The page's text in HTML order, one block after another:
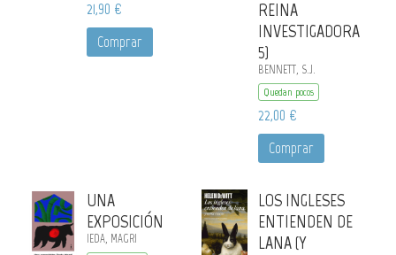
21,90 €
Comprar
REINA
INVESTIGADORA
5)
BENNETT, S.J.
Quedan pocos
22,00 €
Comprar
UNA
EXPOSICIÓN
IEDA, MAGRI
LOS INGLESES
ENTIENDEN DE
LANA (Y